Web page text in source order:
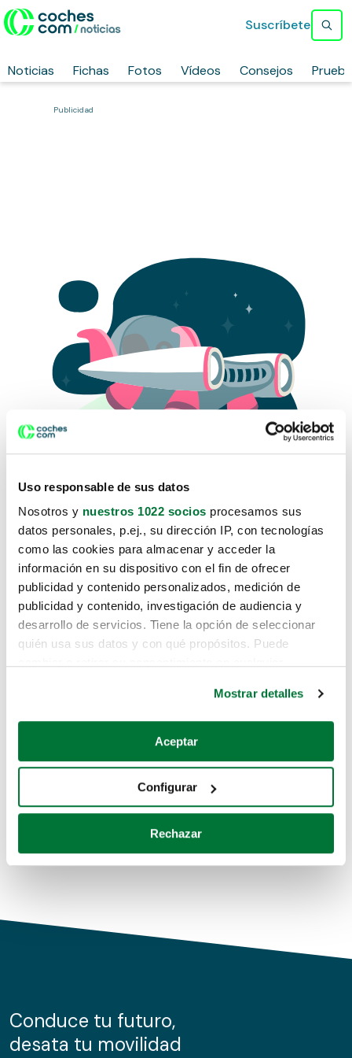
Uso responsable de sus datos
Nosotros y nuestros 1022 socios procesamos sus
datos personales, p.ej., su dirección IP, con tecnologías
como las cookies para almacenar y acceder la
información en su dispositivo con el fin de ofrecer
publicidad y contenido personalizados, medición de
publicidad y contenido, investigación de audiencia y
desarrollo de servicios. Tiene la opción de seleccionar
quién usa sus datos y con qué propósitos. Puede
Si lo permite, también quisiéramos:
Recopilar información sobre su ubicación geográfica
Identificar su dispositivo analizándolo activamente
para buscar características específicas (huellas
Obtenga más información sobre cómo se procesan sus
de cookies.
información sobre el uso que haga del sitio web con
nuestros partners de redes sociales, publicidad y análisis
Mostrar detalles
Aceptar
Configurar
Rechazar
Noticias Fichas Fotos Vídeos Consejos
Suscríbete
Publicidad
Lo sentimos, no sabemos como
te hemos traido hasta aquí.
Pero puedes encontrar el coche que estás
buscando en alguno de estos enlaces:
Coches de segunda mano
Coches de km0
Conduce tu futuro,
desata tu movilidad